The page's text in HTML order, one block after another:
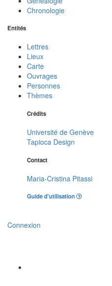
Chronologie
Entités
Lettres
Lieux
Carte
Ouvrages
Personnes
Thèmes
Crédits
Université de Genève
Tapioca Design
Contact
Maria-Cristina Pitassi
Guide d'utilisation
Connexion